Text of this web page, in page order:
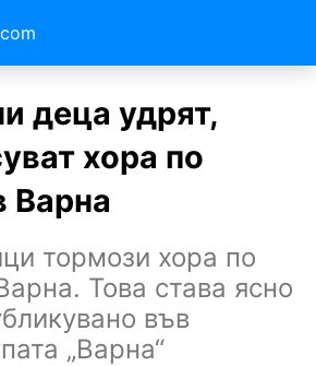
деца удрят,
хора по
Варна
тормози хора по
Това става ясно
във
„Варна“